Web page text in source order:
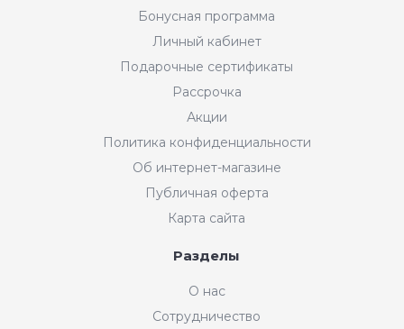
Бонусная программа
Личный кабинет
Подарочные сертификаты
Рассрочка
Акции
Политика конфиденциальности
Об интернет-магазине
Публичная оферта
Карта сайта
Разделы
О нас
Сотрудничество